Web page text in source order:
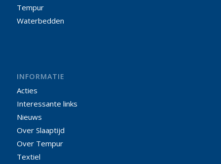
Tempur
Waterbedden
INFORMATIE
Acties
Interessante links
Nieuws
Over Slaaptijd
Over Tempur
Textiel